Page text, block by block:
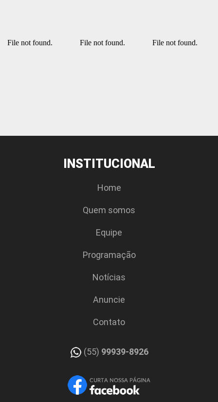
INSTITUCIONAL
Home
Quem somos
Equipe
Programação
Notícias
Anuncie
Contato
(55) 99939-8926